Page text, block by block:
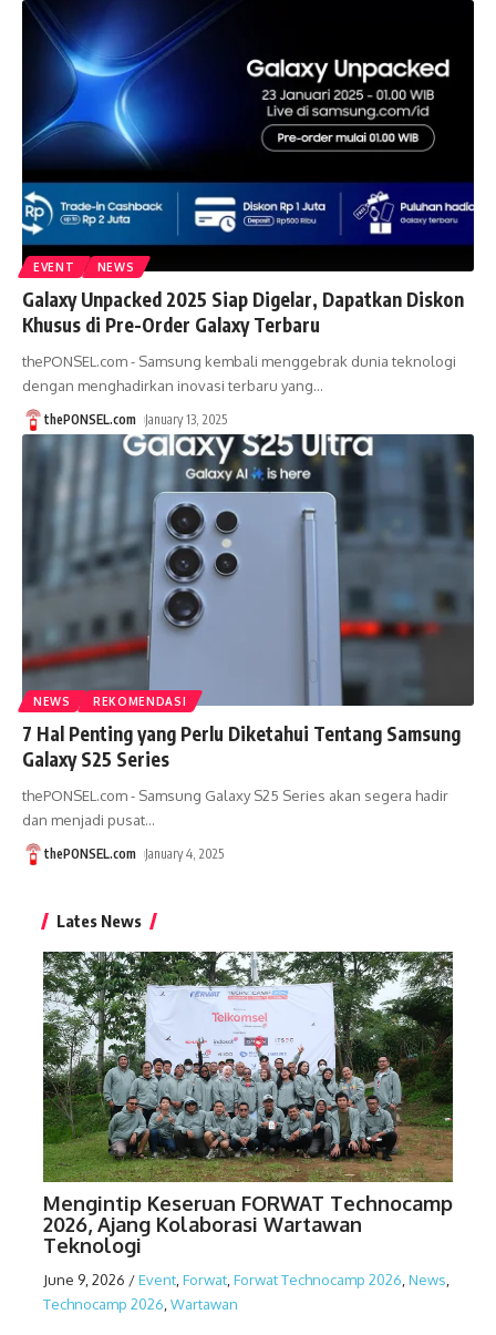
EVENT NEWS
Galaxy Unpacked 2025 Siap Digelar, Dapatkan Diskon
Khusus di Pre-Order Galaxy Terbaru
thePONSEL.com - Samsung kembali menggebrak dunia teknologi
dengan menghadirkan inovasi terbaru yang…
thePONSEL.com January 13, 2025
NEWS REKOMENDASI
7 Hal Penting yang Perlu Diketahui Tentang Samsung
Galaxy S25 Series
thePONSEL.com - Samsung Galaxy S25 Series akan segera hadir
dan menjadi pusat…
thePONSEL.com January 4, 2025
Lates News
Mengintip Keseruan FORWAT Technocamp
2026, Ajang Kolaborasi Wartawan
Teknologi
June 9, 2026 /Event Forwat Forwat Technocamp 2026 News
Technocamp 2026 Wartawan